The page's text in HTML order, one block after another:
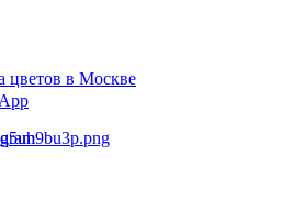
цветов в Москве